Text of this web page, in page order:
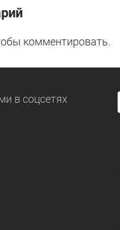
комментировать.
в соцсетях